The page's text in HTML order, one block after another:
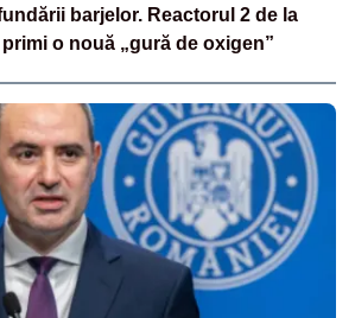
barjelor. Reactorul 2 de la
o nouă „gură de oxigen”